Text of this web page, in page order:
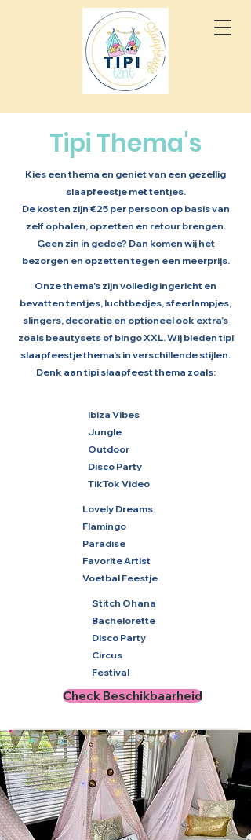
Tipi Thema's
Kies een thema en geniet van een gezellig
slaapfeestje met tentjes.
De kosten zijn €25 per persoon op basis van
zelf ophalen, opzetten en retour brengen.
Geen zin in gedoe? Dan komen wij het
bezorgen en opzetten tegen een meerprijs.
Onze thema's zijn volledig ingericht en
bevatten tentjes, luchtbedjes, sfeerlampjes,
slingers, decoratie en optioneel ook extra’s
zoals beautysets of bingo XXL. Wij bieden tipi
slaapfeestje thema's in verschillende stijlen.
Denk aan tipi slaapfeest thema zoals:
Ibiza Vibes
Jungle
Outdoor
Disco Party
TikTok Video
Lovely Dreams
Flamingo
Paradise
Favorite Artist
Voetbal Feestje
Stitch Ohana
Bachelorette
Disco Party
Circus
Festival
Check Beschikbaarheid